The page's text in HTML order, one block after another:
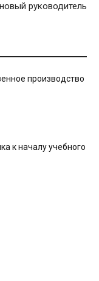
новый руководитель
производство
к началу учебного